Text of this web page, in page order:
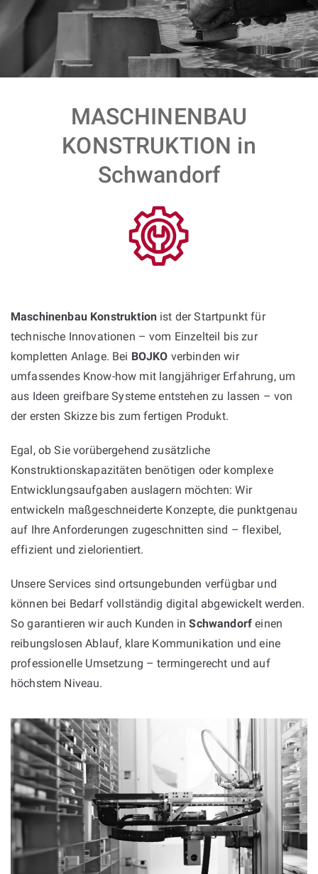
MASCHINENBAU
KONSTRUKTION in
Schwandorf
Maschinenbau Konstruktion ist der Startpunkt für
technische Innovationen – vom Einzelteil bis zur
kompletten Anlage. Bei BOJKO verbinden wir
umfassendes Know-how mit langjähriger Erfahrung, um
aus Ideen greifbare Systeme entstehen zu lassen – von
der ersten Skizze bis zum fertigen Produkt.
Egal, ob Sie vorübergehend zusätzliche
Konstruktionskapazitäten benötigen oder komplexe
Entwicklungsaufgaben auslagern möchten: Wir
entwickeln maßgeschneiderte Konzepte, die punktgenau
auf Ihre Anforderungen zugeschnitten sind – flexibel,
effizient und zielorientiert.
Unsere Services sind ortsungebunden verfügbar und
können bei Bedarf vollständig digital abgewickelt werden.
So garantieren wir auch Kunden inSchwandorf einen
reibungslosen Ablauf, klare Kommunikation und eine
professionelle Umsetzung – termingerecht und auf
höchstem Niveau.